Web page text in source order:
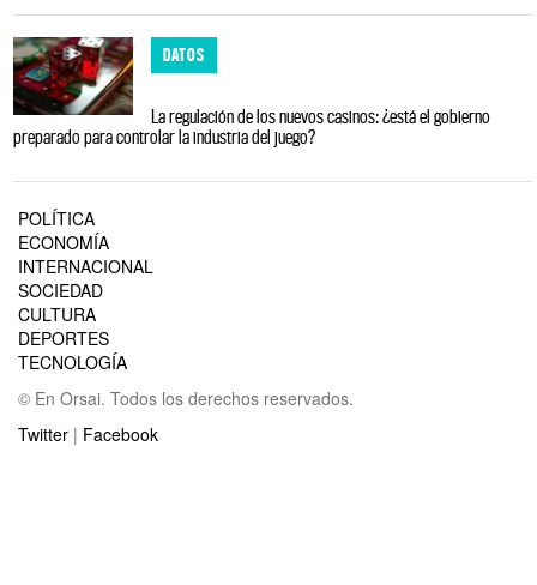
DATOS
La regulación de los nuevos casinos: ¿está el gobierno
preparado para controlar la industria del juego?
POLÍTICA
ECONOMÍA
INTERNACIONAL
SOCIEDAD
CULTURA
DEPORTES
TECNOLOGÍA
© En Orsai. Todos los derechos reservados.
Twitter | Facebook